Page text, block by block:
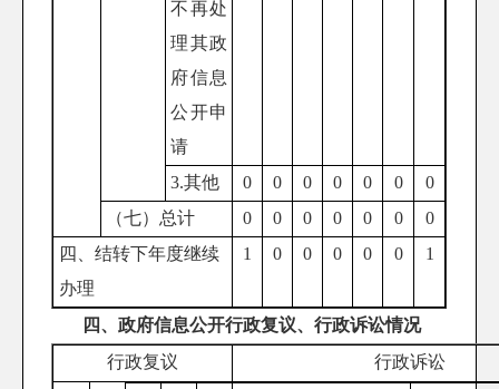
不再处
理其政
府信息
公开申
请
3.其他 0 0 0 0 0 0
0
（七）总计
0 0 0 0 0 0
0
四、结转下年度继续
办理
1 0 0 0 0 0 1
四、政府信息公开行政复议、行政诉讼情况
行政复议
行政诉讼